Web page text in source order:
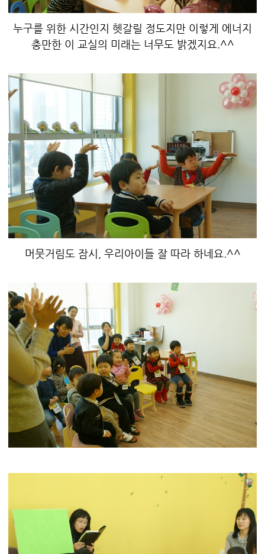
누구를 위한 시간인지 헷갈릴 정도지만 이렇게 에너지
충만한 이 교실의 미래는 너무도 밝겠지요.^^
머뭇거림도 잠시, 우리아이들 잘 따라 하네요.^^